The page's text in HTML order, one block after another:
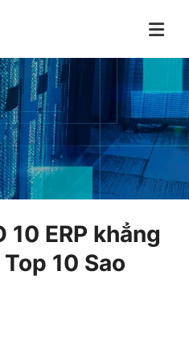
10 ERP khẳng
10 Sao